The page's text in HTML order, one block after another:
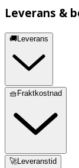
Leverans &
🚚Leverans
🧺Fraktkostnad
🚀Leveranstid